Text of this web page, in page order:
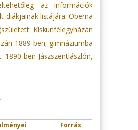
az információk
diákjainak listájára: Oberna
Kiskunfélegyházán
1889-ben, gimnáziumba
1890-ben Jászszentlászlón,
Forrás